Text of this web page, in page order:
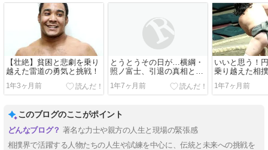
【壮絶】貧困と悲劇を乗り
越えた雷道の勇気と挑戦！
1年3ヶ月前
とうとうその日が…横綱・
照ノ富士、引退の真相と
は？
1年7ヶ月前
いいと思う！
乗り越えた相
1年7ヶ月前
このブログのここがポイント
著名な力士や親方の人生と現場の緊張感
相撲界で活躍する人物たちの人生や試練を中心に、伝統と未来への挑戦を